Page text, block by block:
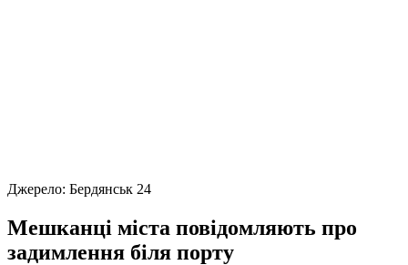
Джерело: Бердянськ 24
Мешканці міста повідомляють про
задимлення біля порту